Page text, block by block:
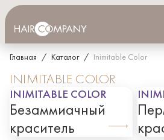
КАТАЛОГ
ГДЕ КУПИТЬ
ДИСТРИБЬЮТОРАМ
Главная / Каталог / Inimitable Color
INIMITABLE COLOR
INIMITABLE COLOR
Безаммиачный
краситель